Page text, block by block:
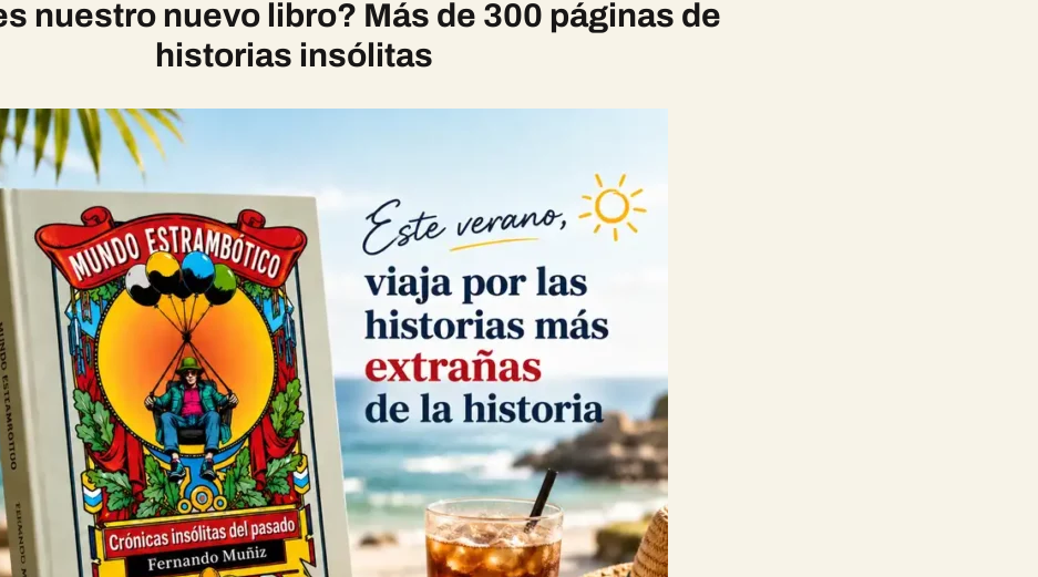
nuestro nuevo libro? Más de 300 páginas de
historias insólitas